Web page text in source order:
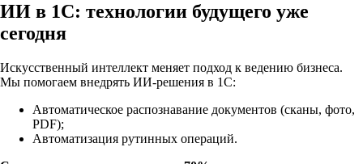
ИИ в 1С: технологии будущего уже
сегодня
Искусственный интеллект меняет подход к ведению бизнеса.
Мы помогаем внедрять ИИ-решения в 1С:
Автоматическое распознавание документов (сканы, фото,
PDF);
Автоматизация рутинных операций.